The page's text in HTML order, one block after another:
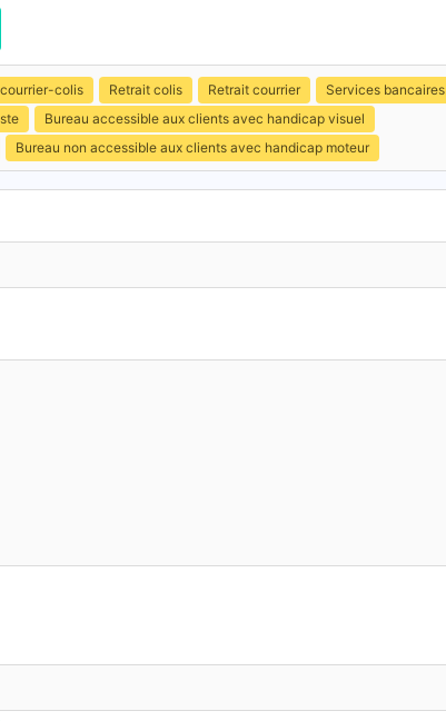
colis Retrait colis Retrait courrier Services bancaires
Bureau accessible aux clients avec handicap visuel
Bureau non accessible aux clients avec handicap moteur